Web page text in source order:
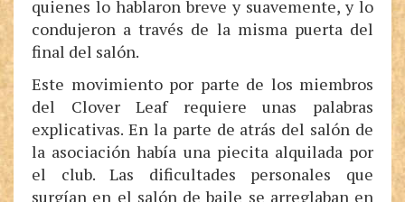
quienes lo hablaron breve y suavemente, y lo
condujeron a través de la misma puerta del
final del salón.
Este movimiento por parte de los miembros
del Clover Leaf requiere unas palabras
explicativas. En la parte de atrás del salón de
la asociación había una piecita alquilada por
el club. Las dificultades personales que
surgían en el salón de baile se arreglaban en